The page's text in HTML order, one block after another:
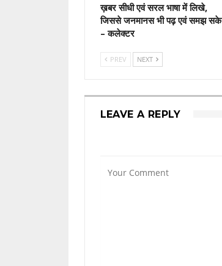
ख़बर सीधी एवं सरल भाषा में लिखे,
जिससे जनमानस भी पढ़ एवं समझ सके
– कलेक्टर
PREV NEXT
LEAVE A REPLY